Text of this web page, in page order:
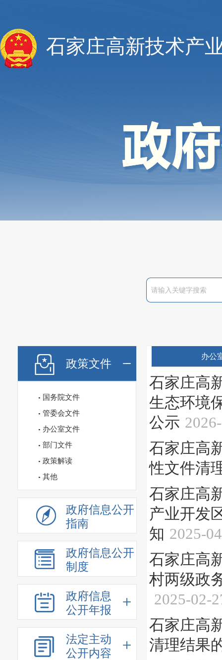
石家庄高新技术产
政策文件
国务院文件
管委会文件
办公室文件
部门文件
政策解读
其他
政府信息公开
指南
政府信息公开
制度
政府信息
公开年报
法定主动
公开内容
办公
石家庄高
生态环境
公示
石家庄高
性文件清
石家庄高
产业开发
知 2025-
石家庄高
村两级政
2025-02-
石家庄高
清理结果